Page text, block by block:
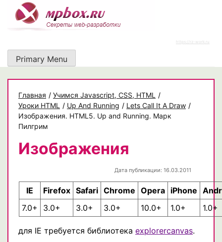
content
https://rz-work.ru
Primary Menu
Главная / Учимся Javascript, CSS, HTML
/
Уроки HTML
/ Up And Running / Lets Call It A Draw /
Изображения. HTML5. Up and Running. Марк
Пилгрим
Изображения
Дата публикации: 16.03.2011
IE Firefox Safari Chrome Opera iPhone
7.0+
3.0+ 3.0+ 3.0+ 10.0+ 1.0+ 1.0+
для IE требуется библиотека explorercanvas.